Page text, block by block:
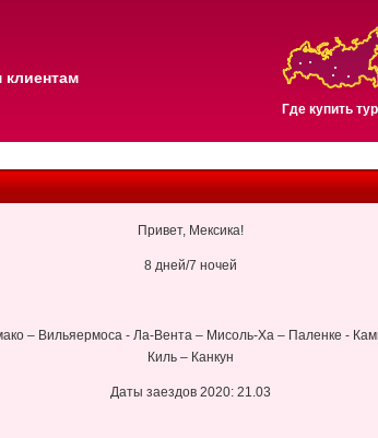
Где купить
Привет, Мексика!
8 дней/7 ночей
– Вильяермоса - Ла-Вента – Мисоль-Ха – Паленке -
Киль – Канкун
Даты заездов 2020: 21.03